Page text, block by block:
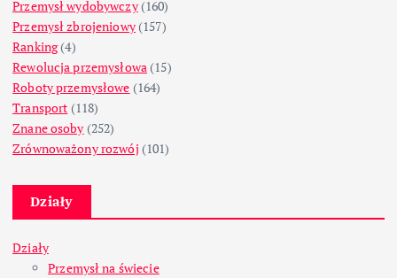
Przemysł wydobywczy(160)
Przemysł zbrojeniowy(157)
Ranking(4)
Rewolucja przemysłowa (15)
Roboty przemysłowe (164)
Transport (118)
Znane osoby (252)
Zrównoważony rozwój (101)
Działy
Działy
Przemysł na świecie